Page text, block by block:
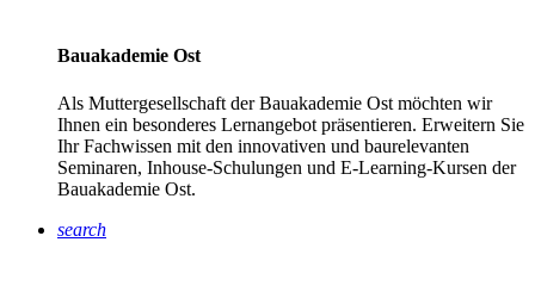
Bauakademie Ost
Als Muttergesellschaft der Bauakademie Ost möchten wir
Ihnen ein besonderes Lernangebot präsentieren. Erweitern Sie
Ihr Fachwissen mit den innovativen und baurelevanten
Seminaren, Inhouse-Schulungen und E-Learning-Kursen der
Bauakademie Ost.
search